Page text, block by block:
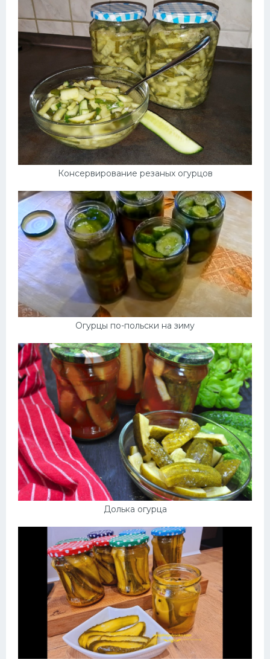
Консервирование резаных огурцов
Огурцы по-польски на зиму
Долька огурца